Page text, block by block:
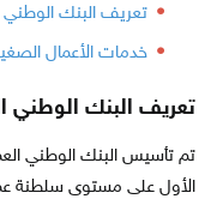
تعريف البنك الوطني
خدمات الأعمال
تعريف البنك الوطني
الأول على مستوى سلطنة